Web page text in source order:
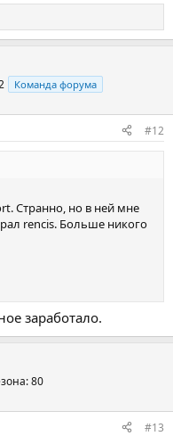
Команда форума
#12
Странно, но в ней мне
rencis. Больше никого
заработало.
80
#13